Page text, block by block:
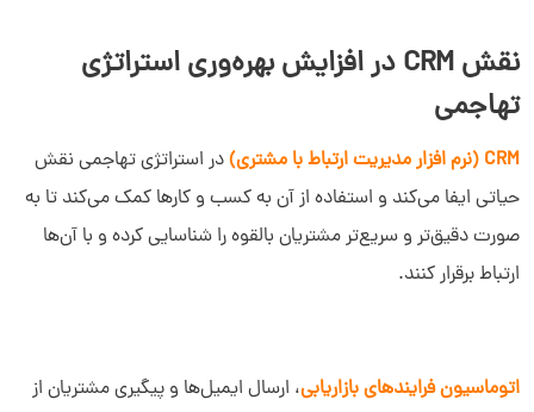
نقش CRM در افزایش بهره‌وری استراتژی
تهاجمی
CRM (نرم افزار مدیریت ارتباط با مشتری)
در استراتژی تهاجمی نقش
حیاتی ایفا می‌کند و استفاده از آن به کسب‌ و کارها کمک می‌کند تا به
‌صورت دقیق‌تر و سریع‌تر مشتریان بالقوه را شناسایی کرده و با آن‌ها
ارتباط برقرار کنند.
اتوماسیون فرایندهای بازاریابی، ارسال ایمیل‌ها و پیگیری مشتریان از
چطور میتونم کمکتون کنم؟
دیدار به چه کسب و کارهایی کمک می‌کند؟